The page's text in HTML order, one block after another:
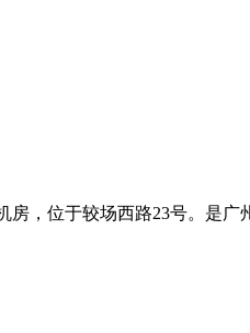
，位于较场西路23号。是广